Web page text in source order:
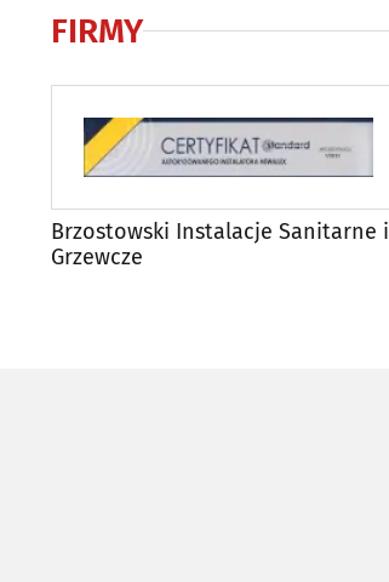
FIRMY
Brzostowski Instalacje Sanitarne i
Grzewcze